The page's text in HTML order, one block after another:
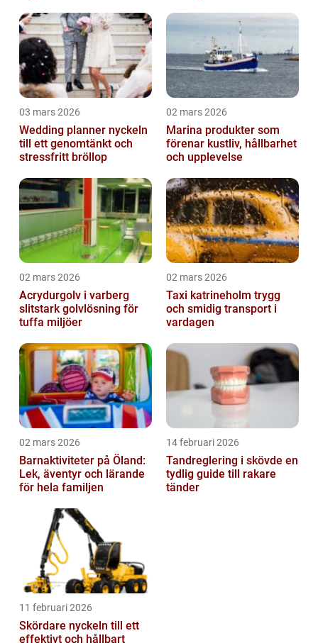
03 mars 2026
Wedding planner nyckeln
till ett genomtänkt och
stressfritt bröllop
02 mars 2026
Marina produkter som
förenar kustliv, hållbarhet
och upplevelse
02 mars 2026
Acrydurgolv i varberg
slitstark golvlösning för
tuffa miljöer
02 mars 2026
Taxi katrineholm trygg
och smidig transport i
vardagen
02 mars 2026
Barnaktiviteter på Öland:
Lek, äventyr och lärande
för hela familjen
14 februari 2026
Tandreglering i skövde en
tydlig guide till rakare
tänder
11 februari 2026
Skördare nyckeln till ett
effektivt och hållbart